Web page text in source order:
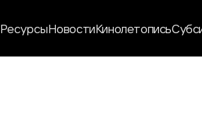
РесурсыНовостиКинолетопись